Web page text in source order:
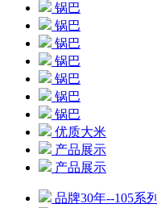
锅巴
锅巴
锅巴
锅巴
锅巴
锅巴
锅巴
优质大米
产品展示
产品展示
品牌30年--105系列